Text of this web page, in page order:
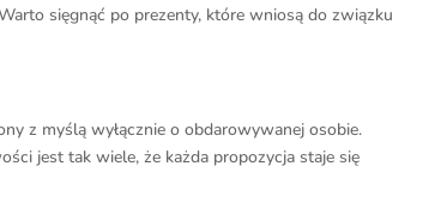
sięgnąć po prezenty, które wniosą do związku
z myślą wyłącznie o obdarowywanej osobie.
jest tak wiele, że każda propozycja staje się